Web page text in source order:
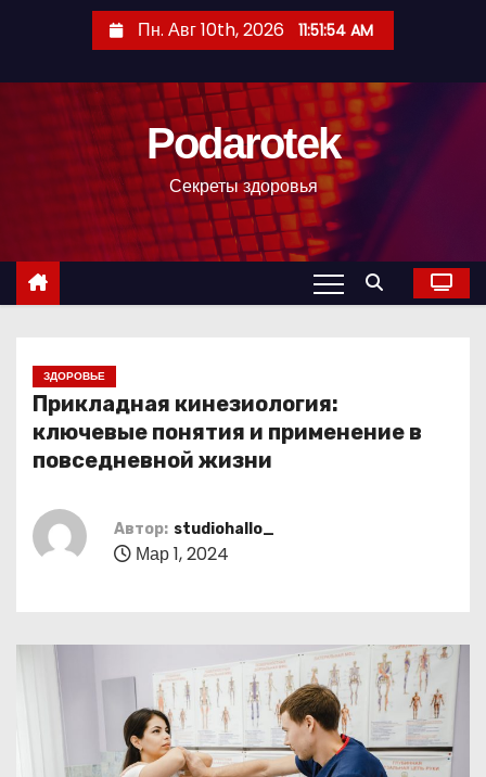
с
Пн. Авг 10th, 2026 11:51:56 AM
Podarotek
Секреты здоровья
ЗДОРОВЬЕ
Прикладная кинезиология:
ключевые понятия и применение в
повседневной жизни
Автор: studiohallo_
Мар 1, 2024